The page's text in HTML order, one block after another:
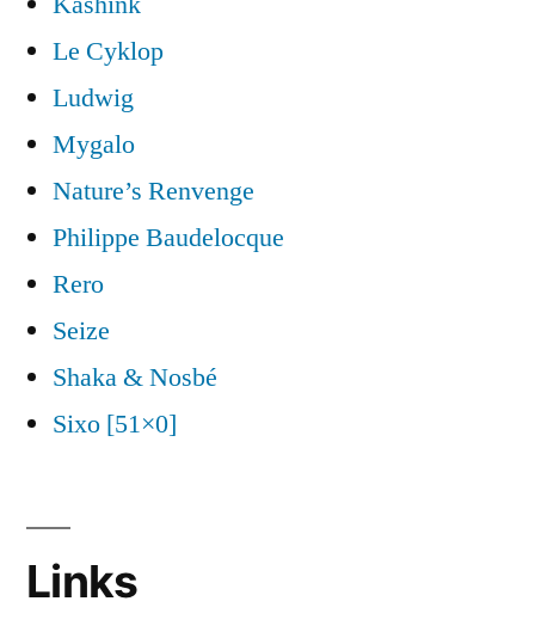
Le Cyklop
Ludwig
Mygalo
Nature’s Renvenge
Philippe Baudelocque
Rero
Seize
Shaka & Nosbé
Sixo [51×0]
Links